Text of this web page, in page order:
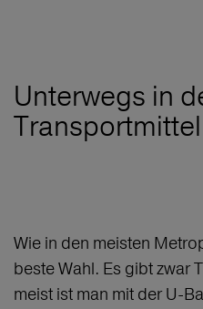
Unterwegs in
Wie in den meisten
beste Wahl. Es gibt zwar
meist ist man mit der U-